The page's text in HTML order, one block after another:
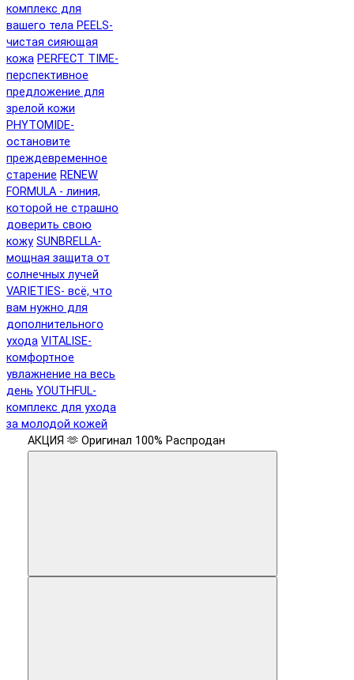
комплекс для
вашего тела PEELS-
чистая сияющая
кожа PERFECT TIME-
перспективное
предложение для
зрелой кожи
PHYTOMIDE-
остановите
преждевременное
старение RENEW
FORMULA - линия,
которой не страшно
доверить свою
кожу SUNBRELLA-
мощная защита от
солнечных лучей
VARIETIES- всё, что
вам нужно для
дополнительного
ухода VITALISE-
комфортное
увлажнение на весь
день YOUTHFUL-
комплекс для ухода
за молодой кожей
АКЦИЯ 🫶 Оригинал 100% Распродан